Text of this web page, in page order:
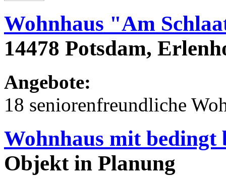
Wohnhaus "Am
14478 Potsdam,
Angebote:
18 seniorenfreundliche
Wohnhaus mit bedingt
Objekt in Planung